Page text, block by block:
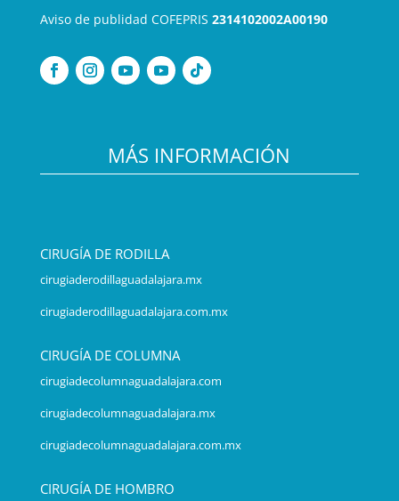
Aviso de publidad COFEPRIS 2314102002A00190
MÁS INFORMACIÓN
CIRUGÍA DE RODILLA
cirugiaderodillaguadalajara.mx
cirugiaderodillaguadalajara.com.mx
CIRUGÍA DE COLUMNA
cirugiadecolumnaguadalajara.com
cirugiadecolumnaguadalajara.mx
cirugiadecolumnaguadalajara.com.mx
CIRUGÍA DE HOMBRO